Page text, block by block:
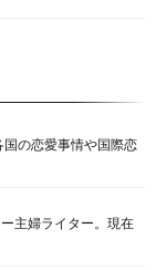
の恋愛事情や国際恋
主婦ライター。現在